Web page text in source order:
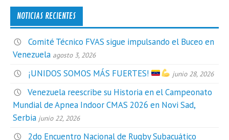
NOTICIAS RECIENTES
Comité Técnico FVAS sigue impulsando el Buceo en
Venezuela agosto 3, 2026
¡UNIDOS SOMOS MÁS FUERTES! junio 28, 2026
Venezuela reescribe su Historia en el Campeonato
Mundial de Apnea Indoor CMAS 2026 en Novi Sad,
Serbia junio 22, 2026
2do Encuentro Nacional de Rugby Subacuático